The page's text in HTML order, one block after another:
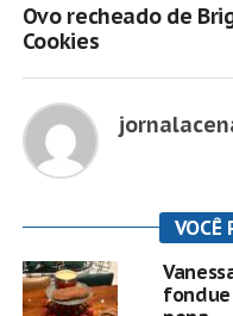
Ovo recheado de
Cookies
VOCÊ
fondue